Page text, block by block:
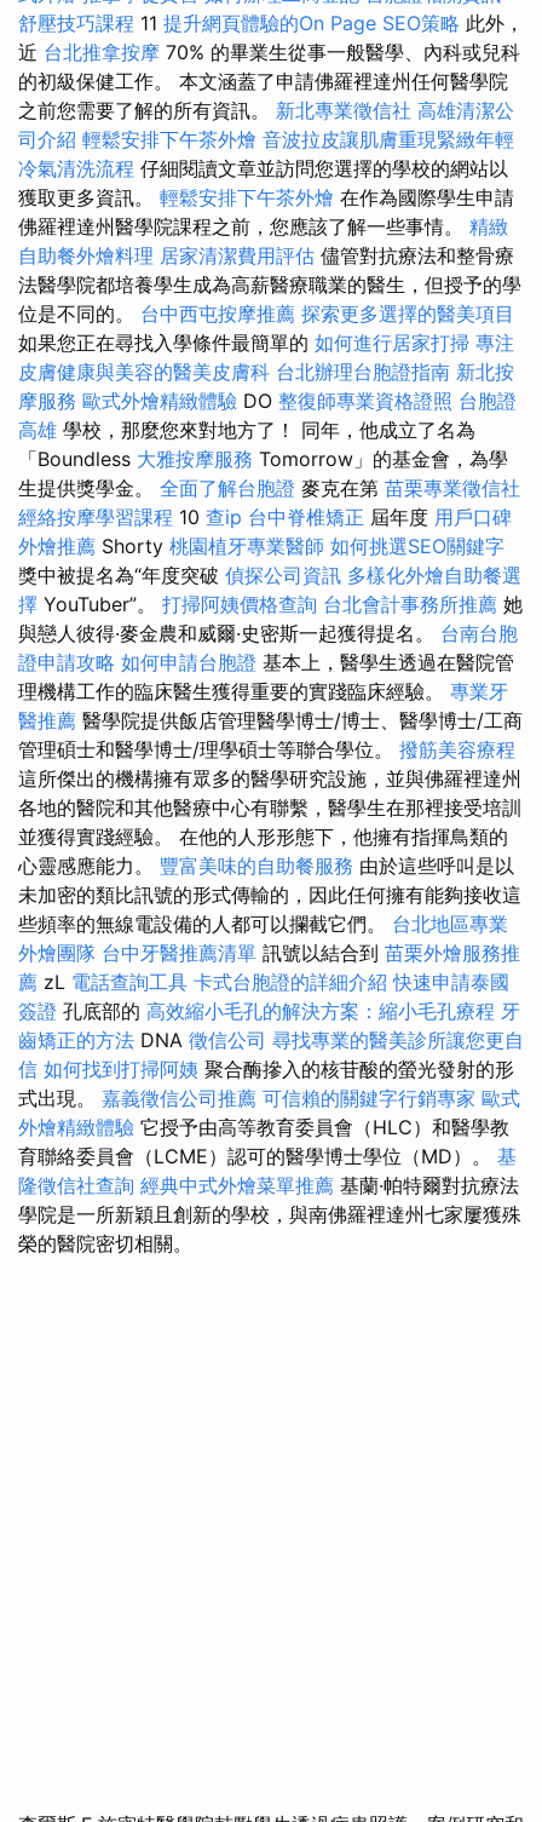
舒壓技巧課程 11 提升網頁體驗的On Page SEO策略 此外，
近 台北推拿按摩 70% 的畢業生從事一般醫學、內科或兒科
的初級保健工作。 本文涵蓋了申請佛羅裡達州任何醫學院
之前您需要了解的所有資訊。 新北專業徵信社 高雄清潔公
司介紹 輕鬆安排下午茶外燴 音波拉皮讓肌膚重現緊緻年輕
冷氣清洗流程 仔細閱讀文章並訪問您選擇的學校的網站以
獲取更多資訊。 輕鬆安排下午茶外燴 在作為國際學生申請
佛羅裡達州醫學院課程之前，您應該了解一些事情。 精緻
自助餐外燴料理 居家清潔費用評估 儘管對抗療法和整骨療
法醫學院都培養學生成為高薪醫療職業的醫生，但授予的學
位是不同的。 台中西屯按摩推薦 探索更多選擇的醫美項目
如果您正在尋找入學條件最簡單的 如何進行居家打掃 專注
皮膚健康與美容的醫美皮膚科 台北辦理台胞證指南 新北按
摩服務 歐式外燴精緻體驗 DO 整復師專業資格證照 台胞證
高雄 學校，那麼您來對地方了！ 同年，他成立了名為
「Boundless 大雅按摩服務 Tomorrow」的基金會，為學
生提供獎學金。 全面了解台胞證 麥克在第 苗栗專業徵信社
經絡按摩學習課程 10 查ip 台中脊椎矯正 屆年度 用戶口碑
外燴推薦 Shorty 桃園植牙專業醫師 如何挑選SEO關鍵字
獎中被提名為“年度突破 偵探公司資訊 多樣化外燴自助餐選
擇 YouTuber”。 打掃阿姨價格查詢 台北會計事務所推薦 她
與戀人彼得·麥金農和威爾·史密斯一起獲得提名。 台南台胞
證申請攻略 如何申請台胞證 基本上，醫學生透過在醫院管
理機構工作的臨床醫生獲得重要的實踐臨床經驗。 專業牙
醫推薦 醫學院提供飯店管理醫學博士/博士、醫學博士/工商
管理碩士和醫學博士/理學碩士等聯合學位。 撥筋美容療程
這所傑出的機構擁有眾多的醫學研究設施，並與佛羅裡達州
各地的醫院和其他醫療中心有聯繫，醫學生在那裡接受培訓
並獲得實踐經驗。 在他的人形形態下，他擁有指揮鳥類的
心靈感應能力。 豐富美味的自助餐服務 由於這些呼叫是以
未加密的類比訊號的形式傳輸的，因此任何擁有能夠接收這
些頻率的無線電設備的人都可以攔截它們。 台北地區專業
外燴團隊 台中牙醫推薦清單 訊號以結合到 苗栗外燴服務推
薦 zL 電話查詢工具 卡式台胞證的詳細介紹 快速申請泰國
簽證 孔底部的 高效縮小毛孔的解決方案：縮小毛孔療程 牙
齒矯正的方法 DNA 徵信公司 尋找專業的醫美診所讓您更自
信 如何找到打掃阿姨 聚合酶摻入的核苷酸的螢光發射的形
式出現。 嘉義徵信公司推薦 可信賴的關鍵字行銷專家 歐式
外燴精緻體驗 它授予由高等教育委員會（HLC）和醫學教
育聯絡委員會（LCME）認可的醫學博士學位（MD）。 基
隆徵信社查詢 經典中式外燴菜單推薦 基蘭·帕特爾對抗療法
學院是一所新穎且創新的學校，與南佛羅裡達州七家屢獲殊
榮的醫院密切相關。